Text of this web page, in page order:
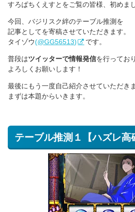
すろぱちくえすとをご覧の皆様、初めま
今回、バジリスク絆のテーブル推測を
記事としてを寄稿させていただきます。
タイゾウ(@GG56513) です。
普段はツイッターで情報発信を行ってお
よろしくお願いします！
最後にもう一度自己紹介させていただき
まずは本題からいきます。
テーブル推測１【ハズレ高